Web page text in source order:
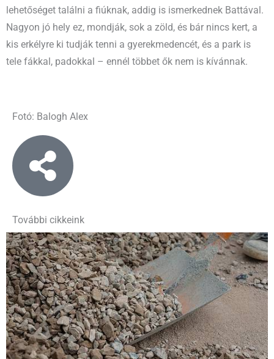
lehetőséget találni a fiúknak, addig is ismerkednek Battával.
Nagyon jó hely ez, mondják, sok a zöld, és bár nincs kert, a
kis erkélyre ki tudják tenni a gyerekmedencét, és a park is
tele fákkal, padokkal – ennél többet ők nem is kívánnak.
Fotó: Balogh Alex
További cikkeink